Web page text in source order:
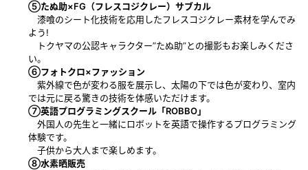
⑤たぬ助×FG（フレスコジクレー）サブカル
漆喰のシート化技術を応用したフレスコジクレー素材を学んでみ
よう!
トクヤマの公認キャラクター”たぬ助”との撮影もお楽しみくださ
い。
⑥フォトクロ×ファッション
紫外線で色が変わる服を展示し、太陽の下では色が変わり、室内
では元に戻る驚きの技術を体感いただけます。
⑦英語プログラミングスクール「ROBBO」
外国人の先生と一緒にロボットを英語で操作するプログラミング
体験です。
子供から大人まで楽しめます。
⑧水素晒販売